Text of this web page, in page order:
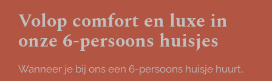
Volop comfort en luxe in
onze 6-persoons huisjes
Wanneer je bij ons een 6-persoons huisje huurt,